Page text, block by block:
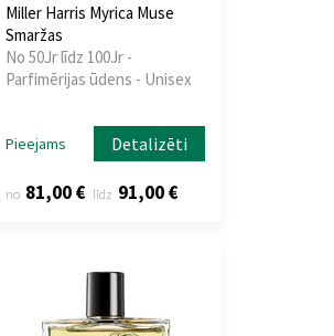
Miller Harris Myrica Muse
Smaržas
No 50Jr līdz 100Jr -
Parfimērijas ūdens - Unisex
Pieejams Detalizēti
no 81,00 € līdz 91,00 €